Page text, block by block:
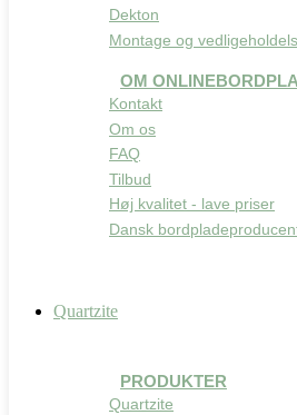
Dekton
Montage og
OM
Kontakt
Om os
FAQ
Tilbud
Høj kvalitet - lave priser
Dansk
Quartzite
PRODUKTER
Quartzite